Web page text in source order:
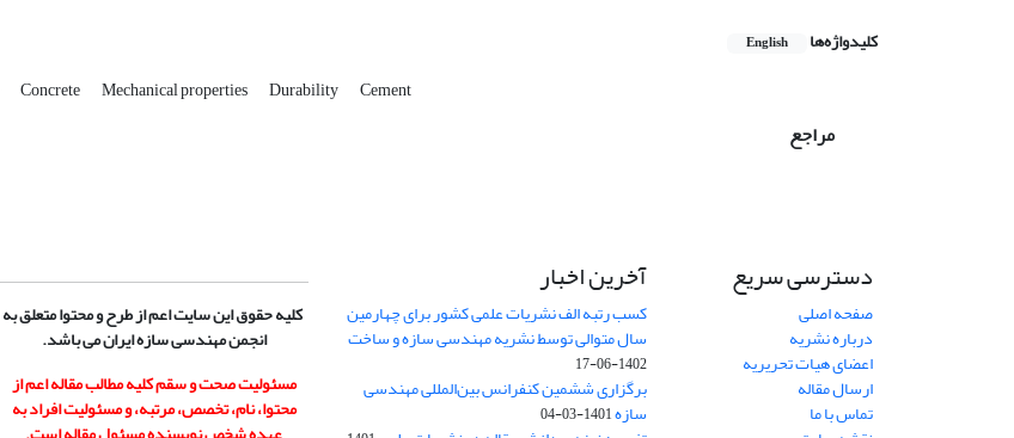
کلیدواژه‌ها English
Concrete Mechanical properties Durability Cement
مراجع
دسترسی سریع
صفحه اصلی
درباره نشریه
اعضای هیات تحریریه
ارسال مقاله
تماس با ما
آخرین اخبار
کسب رتبه الف نشریات علمی کشور برای چهارمین
سال متوالی توسط نشریه مهندسی سازه و ساخت
1402-06-17
برگزاری ششمین کنفرانس بین‌المللی مهندسی
سازه1401-03-04
کلیه حقوق این سایت اعم از طرح و محتوا متعلق به
انجمن مهندسی سازه ایران می باشد.
مسئولیت صحت و سقم کلیه مطالب مقاله اعم از
محتوا، نام، تخصص، مرتبه، و مسئولیت افراد به